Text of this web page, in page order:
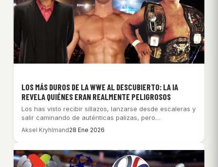
LOS MÁS DUROS DE LA WWE AL DESCUBIERTO: LA IA
REVELA QUIÉNES ERAN REALMENTE PELIGROSOS
Los has visto recibir sillazos, lanzarse desde escaleras y
salir caminando de auténticas palizas, pero…
Aksel Kryhlmand28 Ene 2026